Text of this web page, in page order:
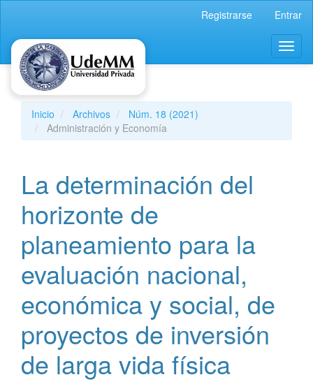
principal
Barra
lateral
Registrarse Entrar
Inicio Archivos
Núm. 18 (2021)
Administración y Economía
La determinación del
horizonte de
planeamiento para la
evaluación nacional,
económica y social, de
proyectos de inversión
de larga vida física